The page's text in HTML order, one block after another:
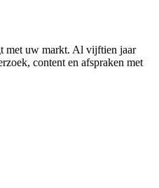
met uw markt. Al vijftien jaar
content en afspraken met